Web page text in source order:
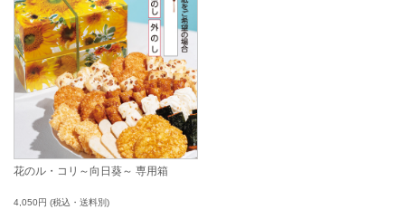
花のル・コリ～向日葵～ 専用箱
4,050円 (税込・送料別)